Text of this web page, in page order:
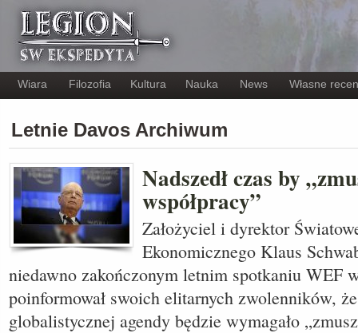
Wiara Filozofia Kultura Nauka News Własne
Letnie Davos Archiwum
Nadszedł czas by
współpracy”
Założyciel i dyrektor
Ekonomicznego Klaus
niedawno zakończonym letnim spotkaniu WEF
poinformował swoich elitarnych zwolenników,
globalistycznej agendy będzie wymagało